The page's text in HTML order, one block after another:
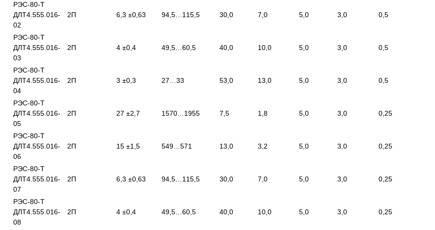
РЭС-80-Т
ДЛТ4.555.016-
02
2П 6,3 ±0,63 94,5…115,5 30,0 7,0 5,0 3,0 0,5
РЭС-80-Т
ДЛТ4.555.016-
03
2П 4 ±0,4 49,5…60,5 40,0 10,0 5,0 3,0 0,5
РЭС-80-Т
ДЛТ4.555.016-
04
2П 3 ±0,3 27…33 53,0 13,0 5,0 3,0 0,5
РЭС-80-Т
ДЛТ4.555.016-
05
2П 27 ±2,7 1570…1955 7,5 1,8 5,0 3,0 0,25
РЭС-80-Т
ДЛТ4.555.016-
06
2П 15 ±1,5 549…571 13,0 3,2 5,0 3,0 0,25
РЭС-80-Т
ДЛТ4.555.016-
07
2П 6,3 ±0,63 94,5…115,5 30,0 7,0 5,0 3,0 0,25
РЭС-80-Т
ДЛТ4.555.016-
08
2П 4 ±0,4 49,5…60,5 40,0 10,0 5,0 3,0 0,25